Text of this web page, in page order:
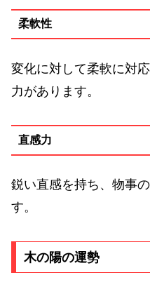
柔軟性
変化に対して柔軟に対
力があります。
直感力
鋭い直感を持ち、物事
す。
木の陽の運勢